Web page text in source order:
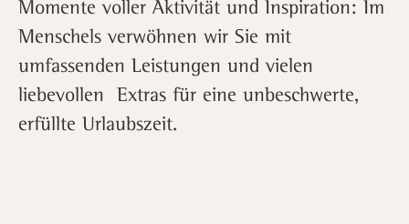
Momente voller Aktivität und Inspiration: Im
Menschels verwöhnen wir Sie mit
umfassenden Leistungen und vielen
liebevollen Extras für eine unbeschwerte,
erfüllte Urlaubszeit.